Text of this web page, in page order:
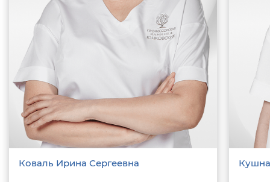
Коваль Ирина Сергеевна